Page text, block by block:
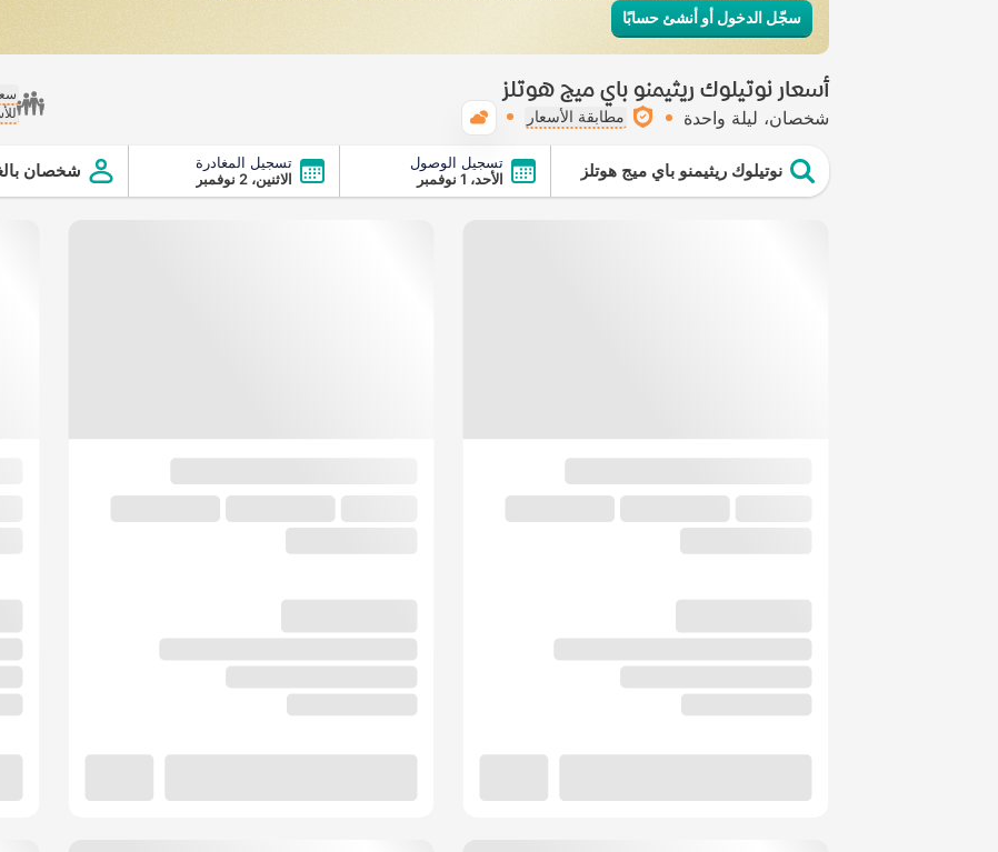
سجّل الدخول أو أنشئ حسابًا
أسعار نوتيلوك ريثيمنو باي ميج هوتلز
شخصان ليلة واحدة مطابقة الأسعار
نوتيلوك ريثيمنو باي ميج هوتلز
تسجيل الوصول
الأحد، 1 نوفمبر
تسجيل المغادرة
الاثنين، 2 نوفمبر
شخصان